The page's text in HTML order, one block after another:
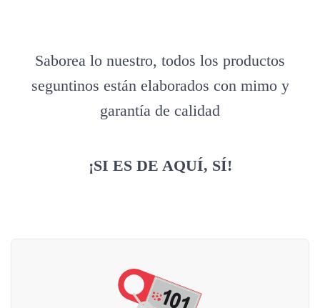
Saborea lo nuestro, todos los productos
seguntinos están elaborados con mimo y
garantía de calidad
¡SI ES DE AQUÍ, SÍ!